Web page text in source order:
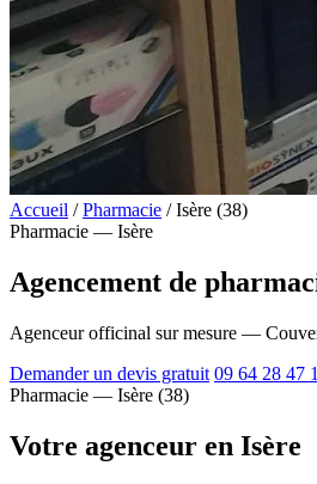
Accueil / Pharmacie / Isère (38)
Pharmacie — Isère
Agencement de
Agenceur officinal sur mesure —
Demander un devis gratuit 09 64 28 47
Pharmacie — Isère (38)
Votre agenceur en Isère